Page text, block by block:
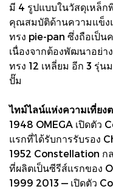
มี 4 รูปแบบในวัสดุเหล็ก
คุณสมบัติด้านความแข็ง
ทรง pie-pan ซึ่งถือเป็น
เนื่องจากต้องพัฒนาอย่า
ทรง 12 เหลี่ยม อีก 3 รุ่
ปั๊ม
ไทม์ไลน์แห่งความเที่ยง
1948 OMEGA เปิดตัว
แรกที่ได้รับการรับรอง
1952 Constellation ก
ที่ผลิตเป็นซีรีส์แรกของ
1999 2013 — เปิดตัว